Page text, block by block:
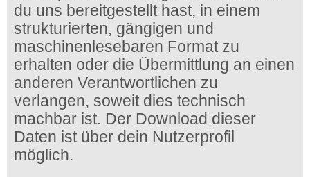
du uns bereitgestellt hast, in einem
strukturierten, gängigen und
maschinenlesebaren Format zu
erhalten oder die Übermittlung an einen
anderen Verantwortlichen zu
verlangen, soweit dies technisch
machbar ist. Der Download dieser
Daten ist über dein Nutzerprofil
möglich.